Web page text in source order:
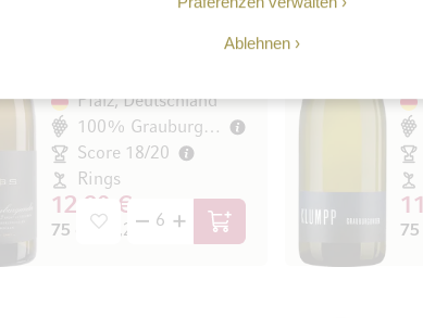
Ablehnen
Pfalz, Deutschland
100% Grauburgunder
Score 18/20
Rings
12,90 €
75 cl (17,20 € / l) In den Warenkorb 75